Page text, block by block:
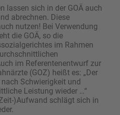
lassen sich in der GOÄ auch
abrechnen. Diese
nutzen! Bei Verwendung
die GOÄ, so die
im Rahmen
im Referentenentwurf zur
(GOZ) heißt es: „Der
Schwierigkeit und
Leistung wieder …“
)Aufwand schlägt sich in